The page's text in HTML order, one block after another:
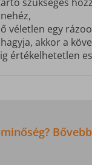
véletlen egy
akkor a
értékelhetetlen